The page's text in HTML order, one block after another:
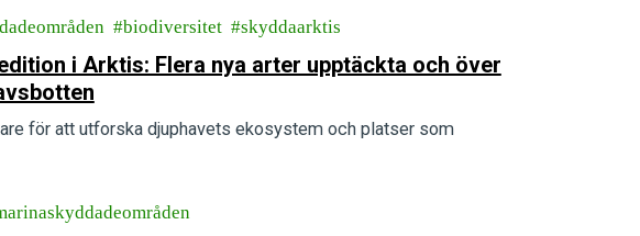
biodiversitet skyddaarktis
i Arktis: Flera nya arter upptäckta och över
för att utforska djuphavets ekosystem och platser som